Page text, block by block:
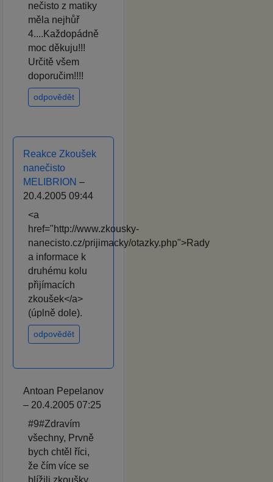
nečisto z matiky
měla nejhůř
4....Každopádně
moc děkuju!!!
Určitě všem
doporučim!!!!
odpovědět
Reakce Zkoušek
nanečisto
MELIBRION –
20.4.2005 09:44
<a
href="http://www.zkousky-
nanecisto.cz/prijimacky/otazky.php">Rady
a informace k
druhému kolu
přijímacích
zkoušek</a>
(úplně dole).
odpovědět
Antoan Pepelanov
– 20.4.2005 07:25
#9#Zdravím
všechny, Prvně
bych chtěl říci,
že čím více se